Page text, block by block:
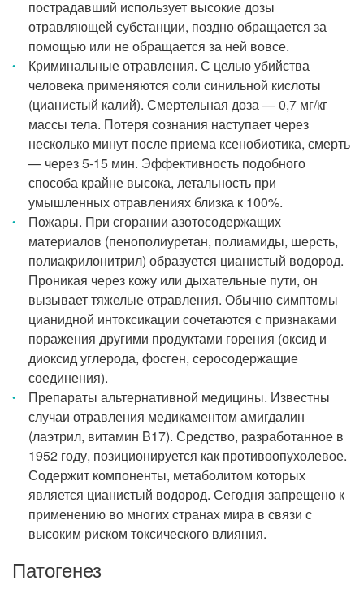
пострадавший использует высокие дозы
отравляющей субстанции, поздно обращается за
помощью или не обращается за ней вовсе.
Криминальные отравления. С целью убийства
человека применяются соли синильной кислоты
(цианистый калий). Смертельная доза — 0,7 мг/кг
массы тела. Потеря сознания наступает через
несколько минут после приема ксенобиотика, смерть
— через 5-15 мин. Эффективность подобного
способа крайне высока, летальность при
умышленных отравлениях близка к 100%.
Пожары. При сгорании азотосодержащих
материалов (пенополиуретан, полиамиды, шерсть,
полиакрилонитрил) образуется цианистый водород.
Проникая через кожу или дыхательные пути, он
вызывает тяжелые отравления. Обычно симптомы
цианидной интоксикации сочетаются с признаками
поражения другими продуктами горения (оксид и
диоксид углерода, фосген, серосодержащие
соединения).
Препараты альтернативной медицины. Известны
случаи отравления медикаментом амигдалин
(лаэтрил, витамин B17). Средство, разработанное в
1952 году, позиционируется как противоопухолевое.
Содержит компоненты, метаболитом которых
является цианистый водород. Сегодня запрещено к
применению во многих странах мира в связи с
высоким риском токсического влияния.
Патогенез